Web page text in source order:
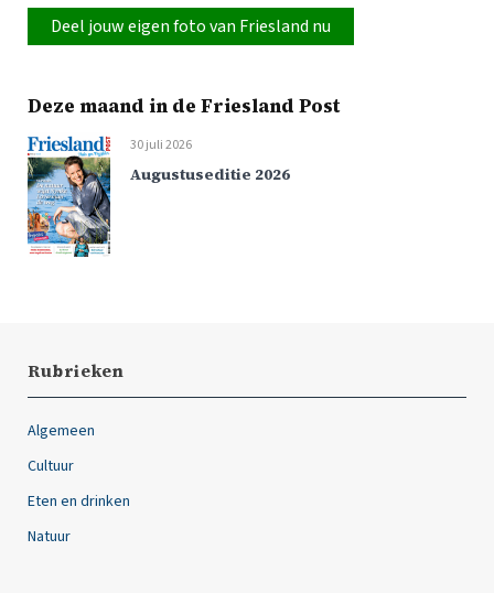
Deel jouw eigen foto van Friesland nu
Deze maand in de Friesland Post
30 juli 2026
Augustuseditie 2026
Rubrieken
Algemeen
Cultuur
Eten en drinken
Natuur